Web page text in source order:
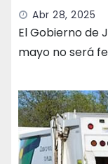
Abr 28, 2025
El Gobierno de
mayo no será